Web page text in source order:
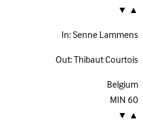
▲
▼
In:Senne Lammens
Out:Thibaut Courtois
Belgium
60
MIN
▲
▼